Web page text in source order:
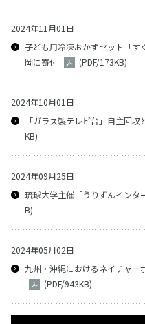
2024年11月01日
子ども用冷凍おかずセット「
岡に寄付
(PDF/173KB)
2024年10月01日
「ガラス製テレビ台」自主回
KB)
2024年09月25日
琉球大学主催「うりずんインタ
B)
2024年05月02日
九州・沖縄におけるネイチャー
(PDF/943KB)